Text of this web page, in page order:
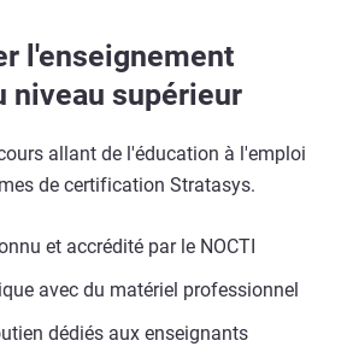
l'enseignement
niveau supérieur
allant de l'éducation à l'emploi
de certification Stratasys.
et accrédité par le NOCTI
avec du matériel professionnel
dédiés aux enseignants